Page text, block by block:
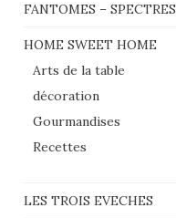
FANTOMES – SPECTRES
HOME SWEET HOME
Arts de la table
décoration
Gourmandises
Recettes
LES TROIS EVECHES